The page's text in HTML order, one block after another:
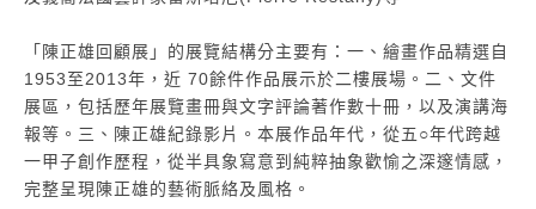
「陳正雄回顧展」的展覽結構分主要有：一、繪畫作品精選自
1953至2013年，近 70餘件作品展示於二樓展場。二、文件
展區，包括歷年展覽畫冊與文字評論著作數十冊， 以及演講海
報等。三、陳正雄紀錄影片。本展作品年代，從五○年代跨越
一甲子創作歷程，從半具象寫意到純粹抽象歡愉之深邃情感，
完整呈現陳正雄的藝術脈絡及風格。